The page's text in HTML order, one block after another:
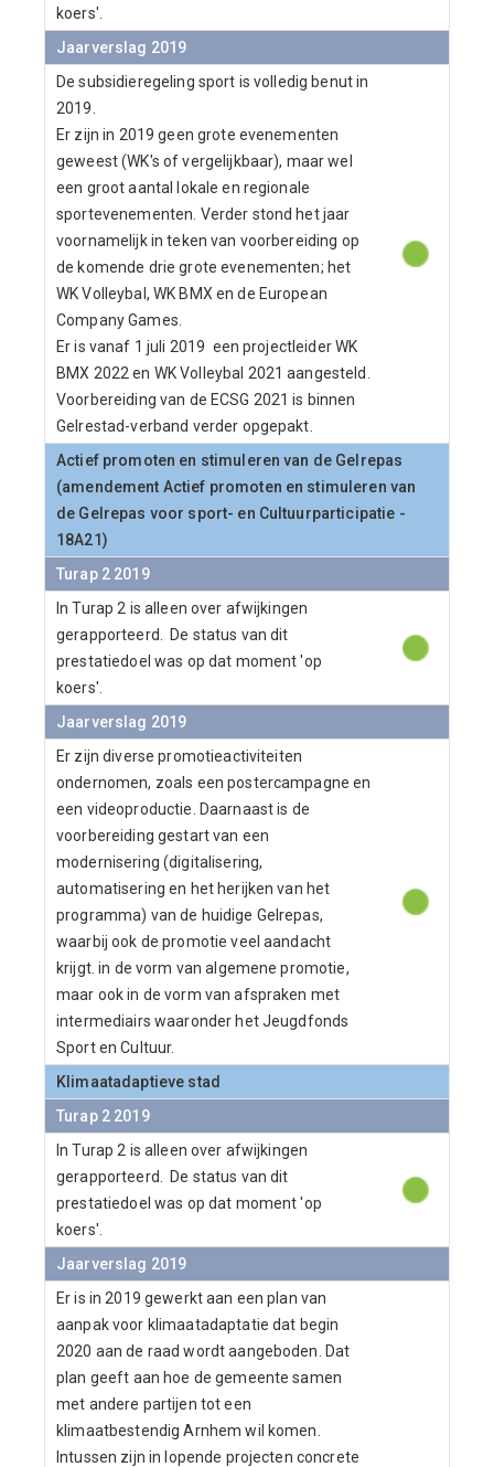
koers'.
Jaarverslag 2019
De subsidieregeling sport is volledig benut in
2019.
Er zijn in 2019 geen grote evenementen
geweest (WK's of vergelijkbaar), maar wel
een groot aantal lokale en regionale
sportevenementen. Verder stond het jaar
voornamelijk in teken van voorbereiding op
de komende drie grote evenementen; het
WK Volleybal, WK BMX en de European
Company Games.
Er is vanaf 1 juli 2019 een projectleider WK
BMX 2022 en WK Volleybal 2021 aangesteld.
Voorbereiding van de ECSG 2021 is binnen
Gelrestad-verband verder opgepakt.
Actief promoten en stimuleren van de Gelrepas
(amendement Actief promoten en stimuleren van
de Gelrepas voor sport- en Cultuurparticipatie -
18A21)
Turap 2 2019
In Turap 2 is alleen over afwijkingen
gerapporteerd. De status van dit
prestatiedoel was op dat moment 'op
koers'.
Jaarverslag 2019
Er zijn diverse promotieactiviteiten
ondernomen, zoals een postercampagne en
een videoproductie. Daarnaast is de
voorbereiding gestart van een
modernisering (digitalisering,
automatisering en het herijken van het
programma) van de huidige Gelrepas,
waarbij ook de promotie veel aandacht
krijgt. in de vorm van algemene promotie,
maar ook in de vorm van afspraken met
intermediairs waaronder het Jeugdfonds
Sport en Cultuur.
Klimaatadaptieve stad
Turap 2 2019
In Turap 2 is alleen over afwijkingen
gerapporteerd. De status van dit
prestatiedoel was op dat moment 'op
koers'.
Jaarverslag 2019
Er is in 2019 gewerkt aan een plan van
aanpak voor klimaatadaptatie dat begin
2020 aan de raad wordt aangeboden. Dat
plan geeft aan hoe de gemeente samen
met andere partijen tot een
klimaatbestendig Arnhem wil komen.
Intussen zijn in lopende projecten concrete